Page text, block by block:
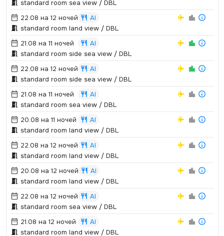
standard room sea view / DBL
22.08 на 12 ночей
AI
standard room land view / DBL
21.08 на 11 ночей
AI
standard room side sea view / DBL
22.08 на 12 ночей
AI
standard room side sea view / DBL
21.08 на 11 ночей
AI
standard room sea view / DBL
20.08 на 11 ночей
AI
standard room land view / DBL
22.08 на 12 ночей
AI
standard room land view / DBL
20.08 на 12 ночей
AI
standard room land view / DBL
22.08 на 12 ночей
AI
standard room sea view / DBL
21.08 на 12 ночей
AI
standard room land view / DBL